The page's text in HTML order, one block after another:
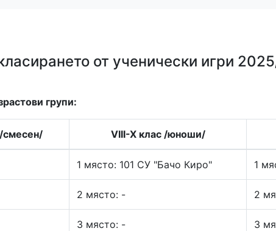
от ученически игри
групи:
смесен/ VIII-X клас /юноши/
1 място: 101 СУ "Бачо Киро" 1
2 място: - 2
3 място: - 3